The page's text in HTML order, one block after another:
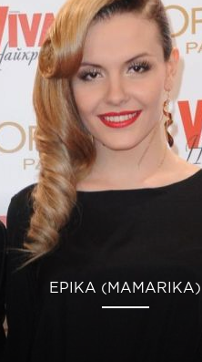
ЕРІКА (MAMARIKA)